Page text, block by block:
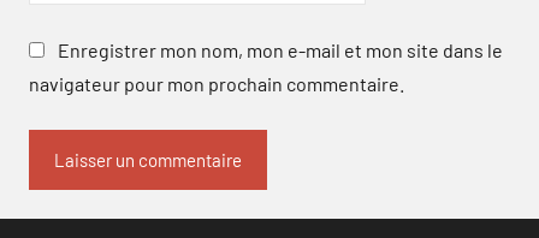
Enregistrer mon nom, mon e-mail et mon site dans le
navigateur pour mon prochain commentaire.